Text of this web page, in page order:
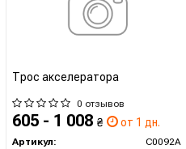
Трос акселератора
0 отзывов
605 - 1 008 ₴ от 1 дн.
Артикул:
C0092A